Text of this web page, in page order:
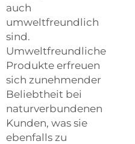
auch
umweltfreundlich
sind.
Umweltfreundliche
Produkte erfreuen
sich zunehmender
Beliebtheit bei
naturverbundenen
Kunden, was sie
ebenfalls zu